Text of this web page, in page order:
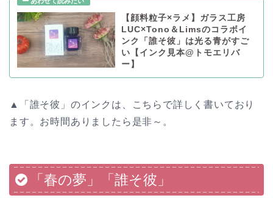
【顔料粒子×ラメ】ガラス工房
LUC×Tono＆Limsのコラボイ
ンク「誰そ彼」は光る青がすご
い【インク見本@トモエリバ
ー】
▲「誰そ彼」のインクは、こちらで詳しく書いており
ます。お時間ありましたら是非～。
「春の夢」「誰そ彼」